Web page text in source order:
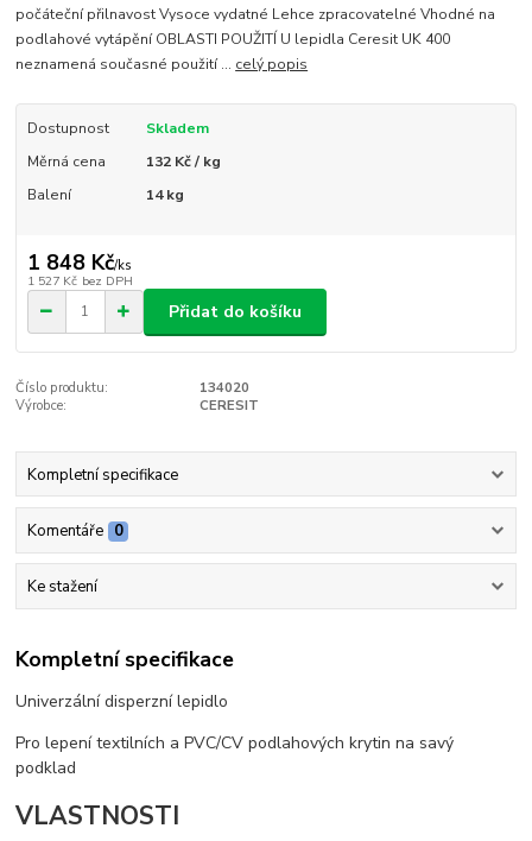
počáteční přilnavost Vysoce vydatné Lehce zpracovatelné Vhodné na
podlahové vytápění OBLASTI POUŽITÍ U lepidla Ceresit UK 400
neznamená současné použití ... celý popis
Dostupnost
Skladem
Měrná cena
132 Kč / kg
Balení
14 kg
1 848 Kč/ks
1 527 Kč bez DPH
Přidat do košíku
Číslo produktu:
134020
Výrobce:
CERESIT
Kompletní specifikace
Komentáře 0
Ke stažení
Kompletní specifikace
Univerzální disperzní lepidlo
Pro lepení textilních a PVC/CV podlahových krytin na savý
podklad
VLASTNOSTI